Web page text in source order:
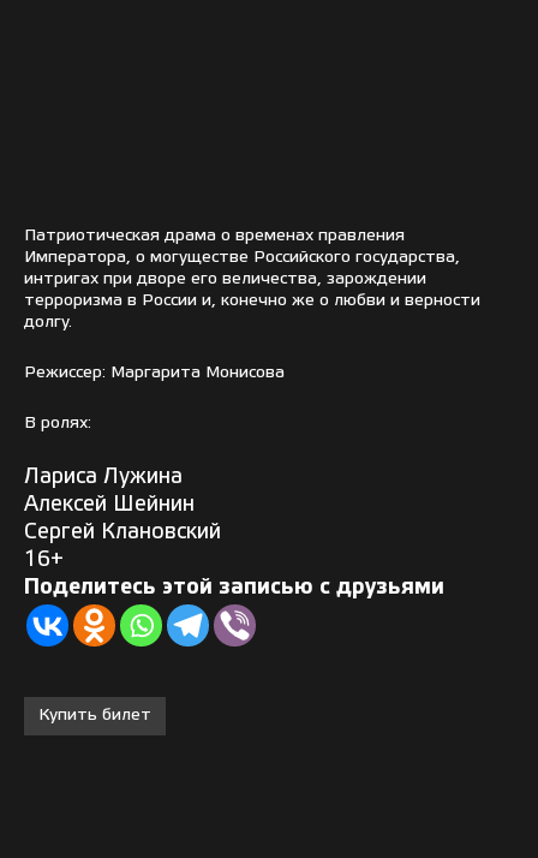
Патриотическая драма о временах правления
Императора, о могуществе Российского государства,
интригах при дворе его величества, зарождении
терроризма в России и, конечно же о любви и верности
долгу.
Режиссер: Маргарита Монисова
В ролях:
Лариса Лужина
Алексей Шейнин
Сергей Клановский
16+
Поделитесь этой записью с друзьями
Купить билет